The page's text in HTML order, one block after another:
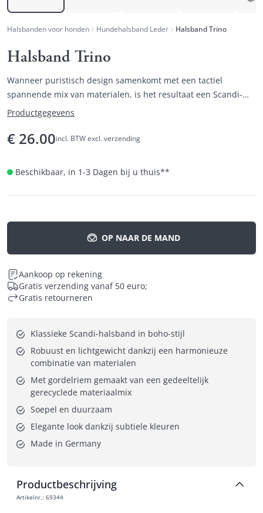
Halsbanden voor honden Hundehalsband Leder Halsband Trino
Halsband Trino
Wanneer puristisch design samenkomt met een tactiel
spannende mix van materialen, is het resultaat een Scandi-
halsband in boho-stijl die liefhebbers van eenvoudige
Productgegevens
€ 26.00incl. BTW excl. verzending
Beschikbaar, in 1-3 Dagen bij u thuis**
OP NAAR DE MAND
Aankoop op rekening
Gratis verzending vanaf 50 euro;
Gratis retourneren
Klassieke Scandi-halsband in boho-stijl
Robuust en lichtgewicht dankzij een harmonieuze
combinatie van materialen
Met gordelriem gemaakt van een gedeeltelijk
gerecyclede materiaalmix
Soepel en duurzaam
Elegante look dankzij subtiele kleuren
Made in Germany
Productbeschrijving
Artikelnr.: 69344